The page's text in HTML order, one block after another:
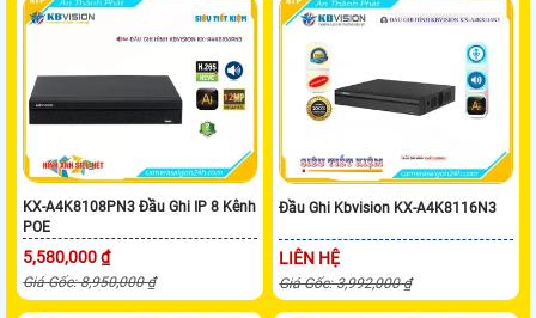
KX-A4K8108PN3 Đầu Ghi IP 8 Kênh
POE
5,580,000 ₫
Giá Gốc: 8,950,000 ₫
Đầu Ghi Kbvision KX-A4K8116N3
LIÊN HỆ
Giá Gốc: 3,992,000 ₫